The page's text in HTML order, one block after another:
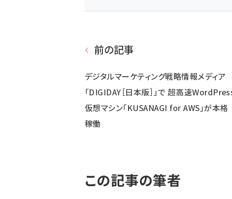
前の記事
デジタルマーケティング戦略情報メディア
「DIGIDAY［日本版］」で 超高速
仮想マシン「KUSANAGI for AWS」が本格
稼働
この記事の筆者